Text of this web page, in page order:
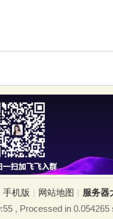
手机版 | 网站地图 | 服务器
, Processed in